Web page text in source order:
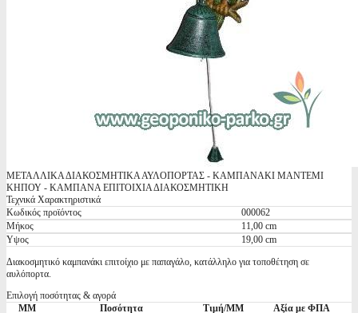
ΜΕΤΑΛΛΙΚΑ ΔΙΑΚΟΣΜΗΤΙΚΑ ΑΥΛΟΠΟΡΤΑΣ - ΚΑΜΠΑΝΑΚΙ ΜΑΝΤΕΜΙ
ΚΗΠΟΥ - ΚΑΜΠΑΝΑ ΕΠΙΤΟΙΧΙΑ ΔΙΑΚΟΣΜΗΤΙΚΗ
Τεχνικά Χαρακτηριστικά
Κωδικός προϊόντος
000062
Μήκος
11,00 cm
Υψος
19,00 cm
Διακοσμητικό καμπανάκι επιτοίχιο με παπαγάλο, κατάλληλο για τοποθέτηση σε
αυλόπορτα.
Επιλογή ποσότητας & αγορά
ΜΜ
Ποσότητα Τιμή/ΜΜ Αξία με ΦΠΑ